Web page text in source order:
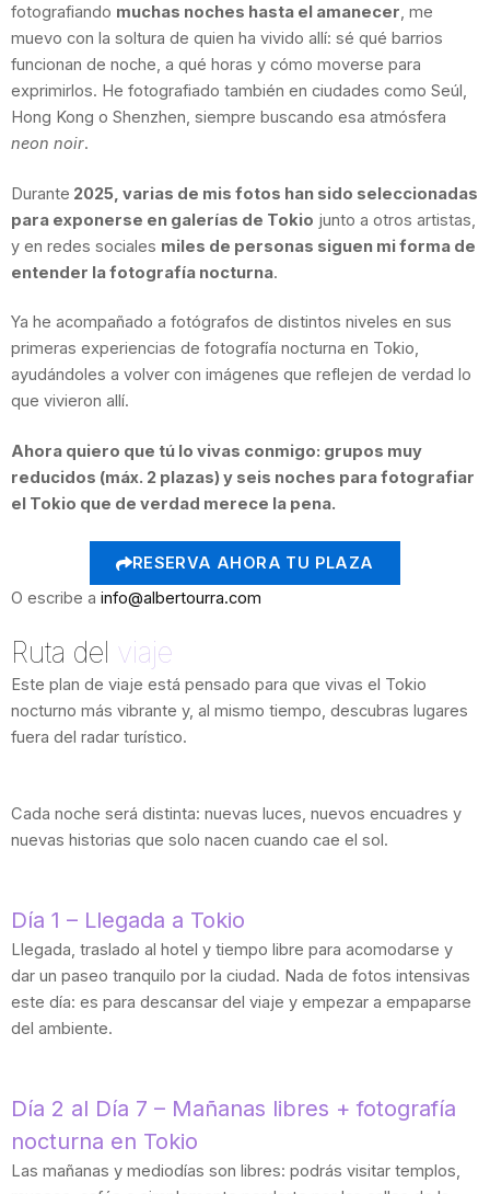
fotografiando muchas noches hasta el amanecer, me
muevo con la soltura de quien ha vivido allí: sé qué barrios
funcionan de noche, a qué horas y cómo moverse para
exprimirlos. He fotografiado también en ciudades como Seúl,
Hong Kong o Shenzhen, siempre buscando esa atmósfera
neon noir.
Durante 2025, varias de mis fotos han sido seleccionadas
para exponerse en galerías de Tokio junto a otros artistas,
y en redes sociales miles de personas siguen mi forma de
entender la fotografía nocturna.
Ya he acompañado a fotógrafos de distintos niveles en sus
primeras experiencias de fotografía nocturna en Tokio,
ayudándoles a volver con imágenes que reflejen de verdad lo
que vivieron allí.
Ahora quiero que tú lo vivas conmigo: grupos muy
reducidos (máx. 2 plazas) y seis noches para fotografiar
el Tokio que de verdad merece la pena.
RESERVA AHORA TU PLAZA
O escribe a info@albertourra.com
Ruta del viaje
Este plan de viaje está pensado para que vivas el Tokio
nocturno más vibrante y, al mismo tiempo, descubras lugares
fuera del radar turístico.
Cada noche será distinta: nuevas luces, nuevos encuadres y
nuevas historias que solo nacen cuando cae el sol.
Día 1 – Llegada a Tokio
Llegada, traslado al hotel y tiempo libre para acomodarse y
dar un paseo tranquilo por la ciudad. Nada de fotos intensivas
este día: es para descansar del viaje y empezar a empaparse
del ambiente.
Día 2 al Día 7 – Mañanas libres + fotografía
nocturna en Tokio
Las mañanas y mediodías son libres: podrás visitar templos,